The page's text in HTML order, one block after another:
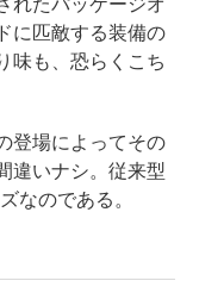
れたパッケージオ
に匹敵する装備の
味も、恐らくこち
登場によってその
違いナシ。従来型
なのである。